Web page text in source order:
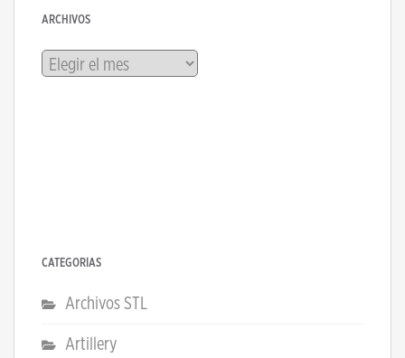
ARCHIVOS
Archivos
CATEGORÍAS
Archivos STL
Artillery